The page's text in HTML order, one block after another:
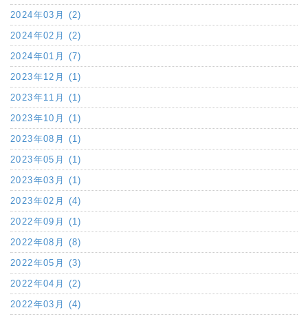
2024年03月 (2)
2024年02月 (2)
2024年01月 (7)
2023年12月 (1)
2023年11月 (1)
2023年10月 (1)
2023年08月 (1)
2023年05月 (1)
2023年03月 (1)
2023年02月 (4)
2022年09月 (1)
2022年08月 (8)
2022年05月 (3)
2022年04月 (2)
2022年03月 (4)